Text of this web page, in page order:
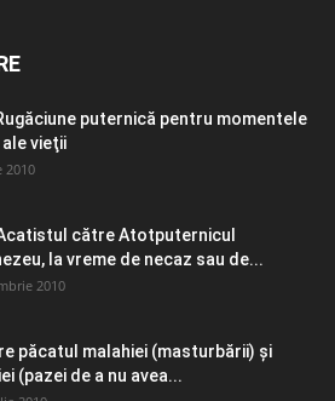
puternică pentru momentele
vieţii
2010
către Atotputernicul
la vreme de necaz sau de...
2010
păcatul malahiei (masturbării) şi
(pazei de a nu avea...